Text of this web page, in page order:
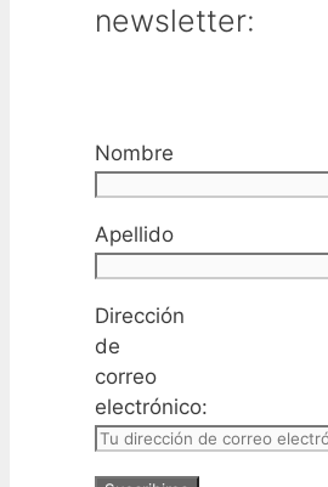
newsletter:
Nombre
Apellido
Dirección
de
correo
electrónico: